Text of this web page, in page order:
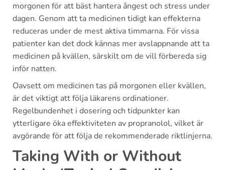
morgonen för att bäst hantera ångest och stress under
dagen. Genom att ta medicinen tidigt kan effekterna
reduceras under de mest aktiva timmarna. För vissa
patienter kan det dock kännas mer avslappnande att ta
medicinen på kvällen, särskilt om de vill förbereda sig
inför natten.
Oavsett om medicinen tas på morgonen eller kvällen,
är det viktigt att följa läkarens ordinationer.
Regelbundenhet i dosering och tidpunkter kan
ytterligare öka effektiviteten av propranolol, vilket är
avgörande för att följa de rekommenderade riktlinjerna.
Taking With or Without